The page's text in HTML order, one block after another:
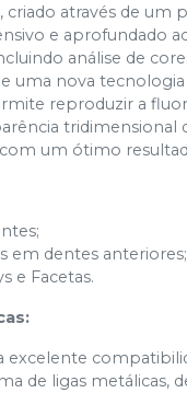
criado através de um
e aprofundado
análise de
uma nova
reproduzir a
tridimensional
um ótimo
em dentes anteriores;
e Facetas.
excelente
de ligas metálicas,